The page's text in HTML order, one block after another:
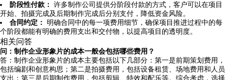
阶段性付款： 许多制作公司提供分阶段付款的方式，客户可以在项目
开始、拍摄完成及后期制作完成后分别支付，降低资金风险。
合同约定： 明确合同中的每一项费用细节，确保项目推进过程中的每
个阶段都能有明确的费用支出和交付物，以提高项目的透明度。
相关问答
问：制作企业形象片的成本一般会包括哪些费用？
答：制作企业形象片的成本主要包括以下几部分：第一是前期策划费用，
包括编剧和创意构思；第二是拍摄费用，包括设备租赁、场地费用和人员
支出；第三是后期制作费用，包括剪辑、特效和配乐等。综合考虑，选择